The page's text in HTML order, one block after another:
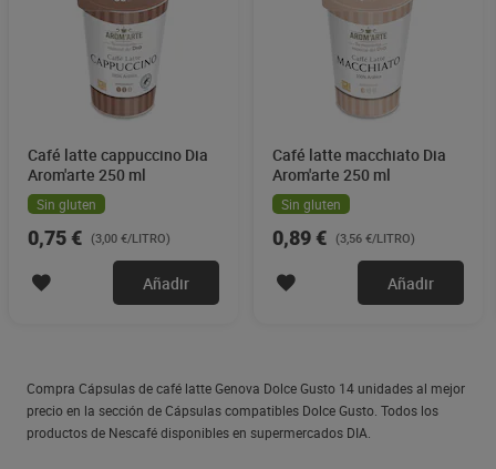
Café latte cappuccino Dia
Arom'arte 250 ml
Sin gluten
0,75 € (3,00 €/LITRO)
Añadir
Café latte macchiato Dia
Arom'arte 250 ml
Sin gluten
0,89 € (3,56 €/LITRO)
Añadir
Compra Cápsulas de café latte Genova Dolce Gusto 14 unidades al mejor
precio en la sección de Cápsulas compatibles Dolce Gusto. Todos los
productos de Nescafé disponibles en supermercados DIA.